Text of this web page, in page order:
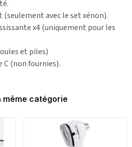
avec le set xénon).
x4 (uniquement pour les
et piles)
(non fournies).
même catégorie